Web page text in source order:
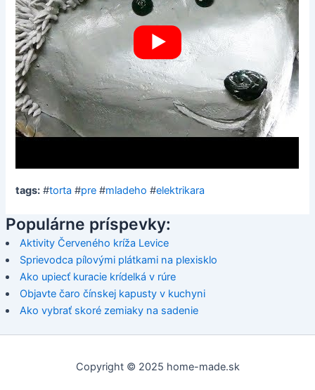
tags: #torta #pre #mladeho #elektrikara
Populárne príspevky:
Aktivity Červeného kríža Levice
Sprievodca pílovými plátkami na plexisklo
Ako upiecť kuracie krídelká v rúre
Objavte čaro čínskej kapusty v kuchyni
Ako vybrať skoré zemiaky na sadenie
Copyright © 2025 home-made.sk